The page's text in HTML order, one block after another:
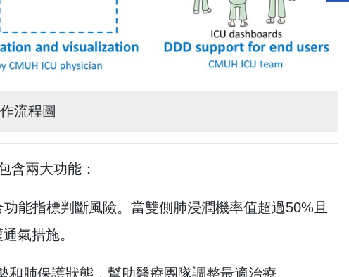
流程圖
含兩大功能：
能指標判斷風險。當雙側肺浸潤機率值超過50%且
氣措施。
肺保護狀態，幫助醫療團隊調整最適治療。